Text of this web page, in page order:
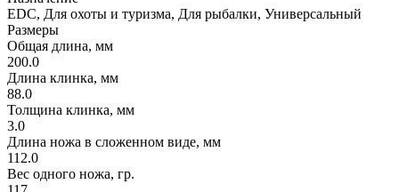
EDC, Для охоты и туризма, Для рыбалки, Универсальный
Размеры
Общая длина, мм
200.0
Длина клинка, мм
88.0
Толщина клинка, мм
3.0
Длина ножа в сложенном виде, мм
112.0
Вес одного ножа, гр.